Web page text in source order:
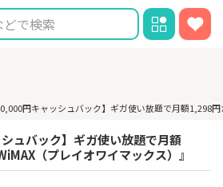
円キャッシュバック】ギガ使い放題で月額1,298
ュバック】ギガ使い放題で月額
（プレイオワイマックス）』